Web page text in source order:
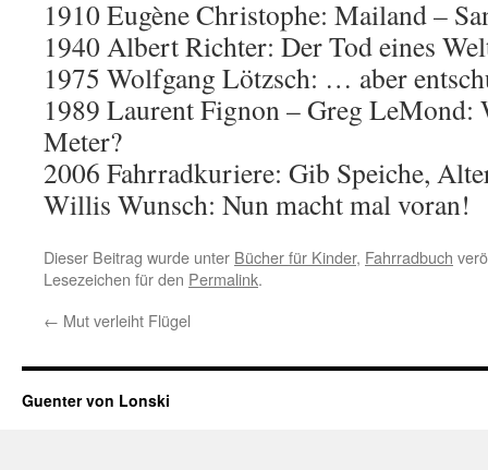
1910 Eugène Christophe: Mailand –
1940 Albert Richter: Der Tod eines
1975 Wolfgang Lötzsch: … aber
1989 Laurent Fignon – Greg LeMond:
Meter?
2006 Fahrradkuriere: Gib Speiche,
Willis Wunsch: Nun macht mal voran!
Dieser Beitrag wurde unter Bücher für Kinder, Fahrradbuch
Lesezeichen für den Permalink.
← Mut verleiht Flügel
Guenter von Lonski